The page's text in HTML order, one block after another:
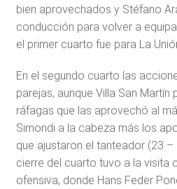
bien aprovechados y Stéfano
conducción para volver a
el primer cuarto fue para La
En el segundo cuarto las
parejas, aunque Villa San
ráfagas que las aprovechó al
Simondi a la cabeza más los
que ajustaron el tanteador (23 –
cierre del cuarto tuvo a la visita
ofensiva, donde Hans Feder